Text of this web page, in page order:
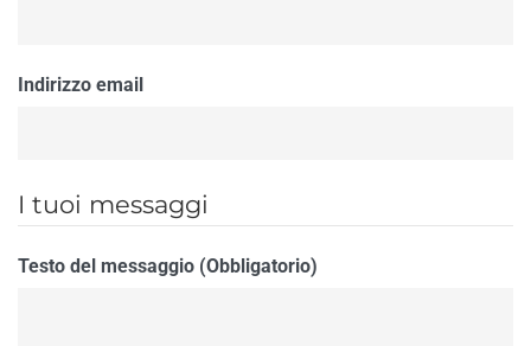
Indirizzo email
I tuoi messaggi
Testo del messaggio (Obbligatorio)